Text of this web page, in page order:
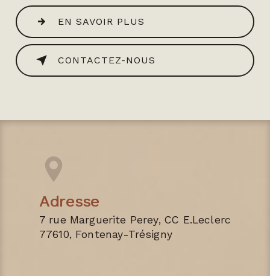
EN SAVOIR PLUS
CONTACTEZ-NOUS
Adresse
7 rue Marguerite Perey, CC E.Leclerc
77610, Fontenay-Trésigny